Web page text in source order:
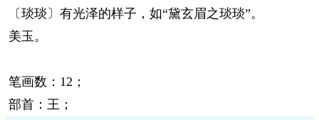
〔琰琰〕有光泽的样子，如“黛玄眉之琰琰”。
美玉。
笔画数：12；
部首：王；